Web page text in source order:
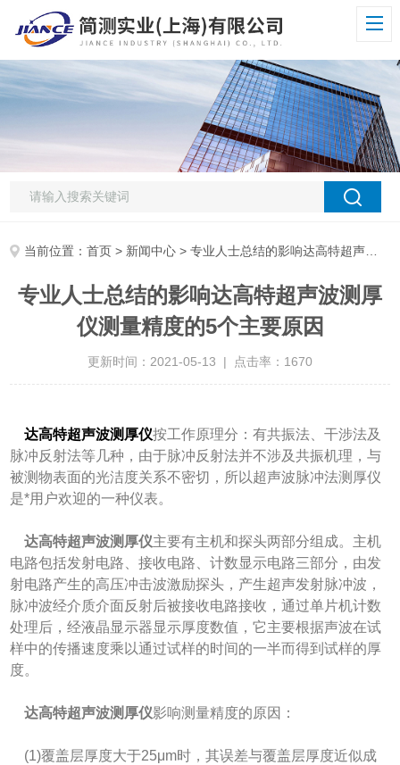
当前位置：首页 > 新闻中心 > 专业人士总结的影响达高特超声波测厚仪测量精度的5个主要原因
专业人士总结的影响达高特超声波测厚
仪测量精度的5个主要原因
更新时间：2021-05-13 | 点击率：1670
达高特超声波测厚仪按工作原理分：有共振法、干涉法及
脉冲反射法等几种，由于脉冲反射法并不涉及共振机理，与
被测物表面的光洁度关系不密切，所以超声波脉冲法测厚仪
是*用户欢迎的一种仪表。
达高特超声波测厚仪主要有主机和探头两部分组成。主机
电路包括发射电路、接收电路、计数显示电路三部分，由发
射电路产生的高压冲击波激励探头，产生超声发射脉冲波，
脉冲波经介质介面反射后被接收电路接收，通过单片机计数
处理后，经液晶显示器显示厚度数值，它主要根据声波在试
样中的传播速度乘以通过试样的时间的一半而得到试样的厚
度。
达高特超声波测厚仪影响测量精度的原因：
(1)覆盖层厚度大于25μm时，其误差与覆盖层厚度近似成